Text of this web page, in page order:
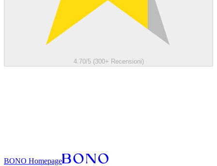
4.70/5 (300+ Recensioni)
BONO Homepage